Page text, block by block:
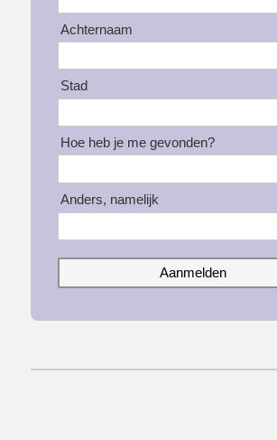
Achternaam
Stad
Hoe heb je me gevonden?
Anders, namelijk
Aanmelden